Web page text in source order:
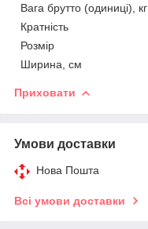
Вага брутто (одиниці), кг
Кратність
Розмір
Ширина, см
Приховати
Умови доставки
Нова Пошта
Всі умови доставки